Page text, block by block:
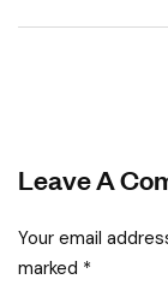
Leave A
Your email
marked *